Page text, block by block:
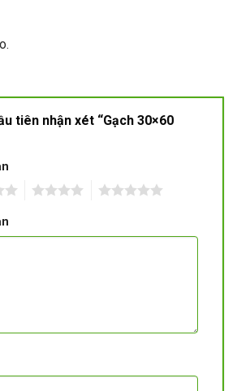
tiên nhận xét “Gạch 30×60